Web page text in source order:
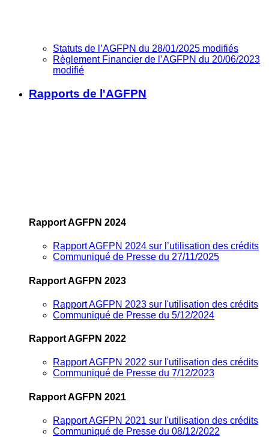
Statuts de l’AGFPN du 28/01/2025 modifiés
Règlement Financier de l’AGFPN du 20/06/2023
modifié
Rapports de l'AGFPN
Rapport AGFPN 2024
Rapport AGFPN 2024 sur l’utilisation des crédits
Communiqué de Presse du 27/11/2025
Rapport AGFPN 2023
Rapport AGFPN 2023 sur l'utilisation des crédits
Communiqué de Presse du 5/12/2024
Rapport AGFPN 2022
Rapport AGFPN 2022 sur l'utilisation des crédits
Communiqué de Presse du 7/12/2023
Rapport AGFPN 2021
Rapport AGFPN 2021 sur l'utilisation des crédits
Communiqué de Presse du 08/12/2022